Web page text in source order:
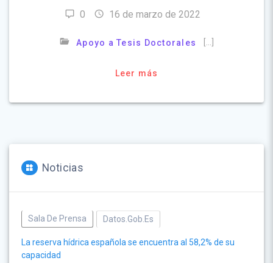
0 16 de marzo de 2022
Apoyo a Tesis Doctorales
Leer más
Noticias
Sala De Prensa Datos.gob.es
La reserva hídrica española se encuentra al 58,2% de su
capacidad